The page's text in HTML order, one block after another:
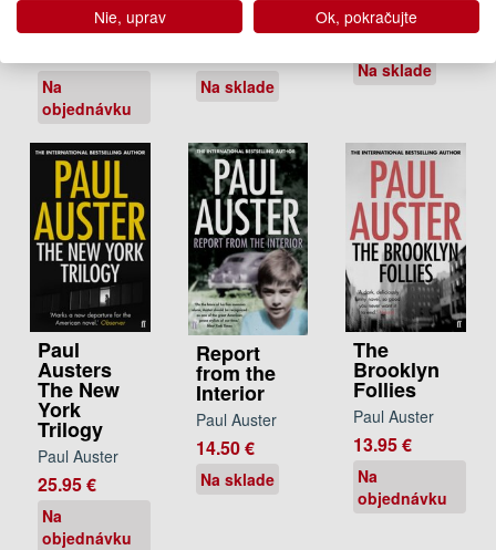
Paul Auster
Na
objednávku
Paul Auster
Na sklade
Paul Auster
13.95 €
Na sklade
Paul
Austers
The New
York
Trilogy
Paul Auster
25.95 €
Na
objednávku
Report
from the
Interior
Paul Auster
14.50 €
Na sklade
The
Brooklyn
Follies
Paul Auster
13.95 €
Na
objednávku
Nie, uprav Ok, pokračujte